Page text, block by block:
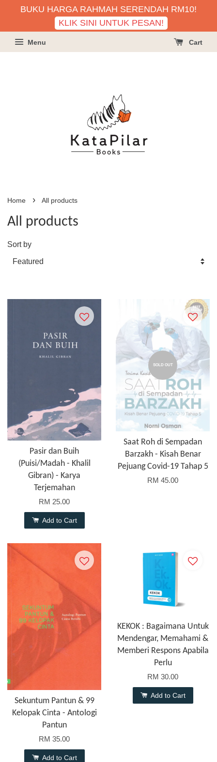
BUKU HARGA RAHMAH SERENDAH RM10!
KLIK SINI UNTUK PESAN!
Menu Cart
Home › All products
All products
Sort by
Pasir dan Buih
(Puisi/Madah - Khalil
Gibran) - Karya
Terjemahan
RM 25.00
Add to Cart
SOLD OUT
Saat Roh di Sempadan
Barzakh - Kisah Benar
Pejuang Covid-19 Tahap 5
RM 45.00
Sekuntum Pantun & 99
Kelopak Cinta - Antologi
Pantun
RM 35.00
Add to Cart
KEKOK : Bagaimana Untuk
Mendengar, Memahami &
Memberi Respons Apabila
Perlu
RM 30.00
Add to Cart